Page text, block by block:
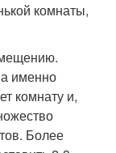
комнаты,
именно
комнату и,
Более